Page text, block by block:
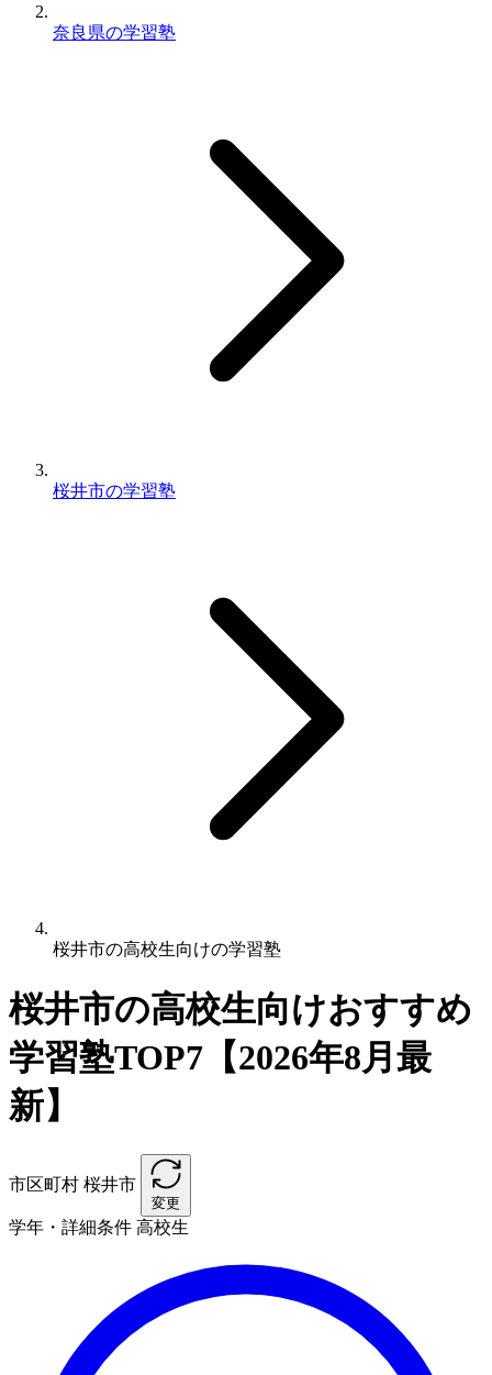
奈良県の学習塾
桜井市の学習塾
桜井市の高校生向けの学習塾
桜井市の高校生向けおすすめ
学習塾TOP7【2026年8月最
新】
市区町村 桜井市
変更
学年・詳細条件 高校生